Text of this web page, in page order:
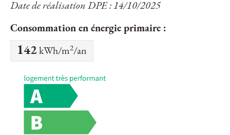
Date de réalisation DPE : 14/10/2025
Consommation en énergie primaire :
142 kWh/m2/an